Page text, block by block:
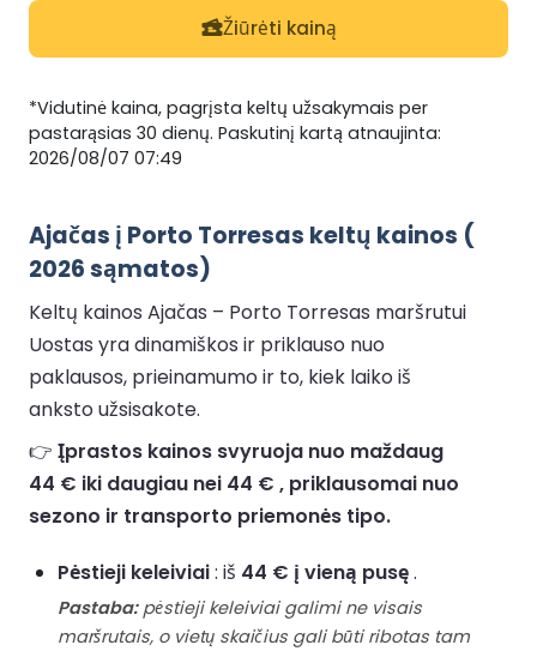
Žiūrėti kainą
*Vidutinė kaina, pagrįsta keltų užsakymais per
pastarąsias 30 dienų. Paskutinį kartą atnaujinta:
2026/08/07 07:49
Ajačas į Porto Torresas keltų kainos (
2026 sąmatos)
Keltų kainos Ajačas – Porto Torresas maršrutui
Uostas yra dinamiškos ir priklauso nuo
paklausos, prieinamumo ir to, kiek laiko iš
anksto užsisakote.
👉 Įprastos kainos svyruoja nuo maždaug
44 € iki daugiau nei 44 € , priklausomai nuo
sezono ir transporto priemonės tipo.
Pėstieji keleiviai: iš 44 € į vieną pusę.
Pastaba:pėstieji keleiviai galimi ne visais
maršrutais, o vietų skaičius gali būti ribotas tam